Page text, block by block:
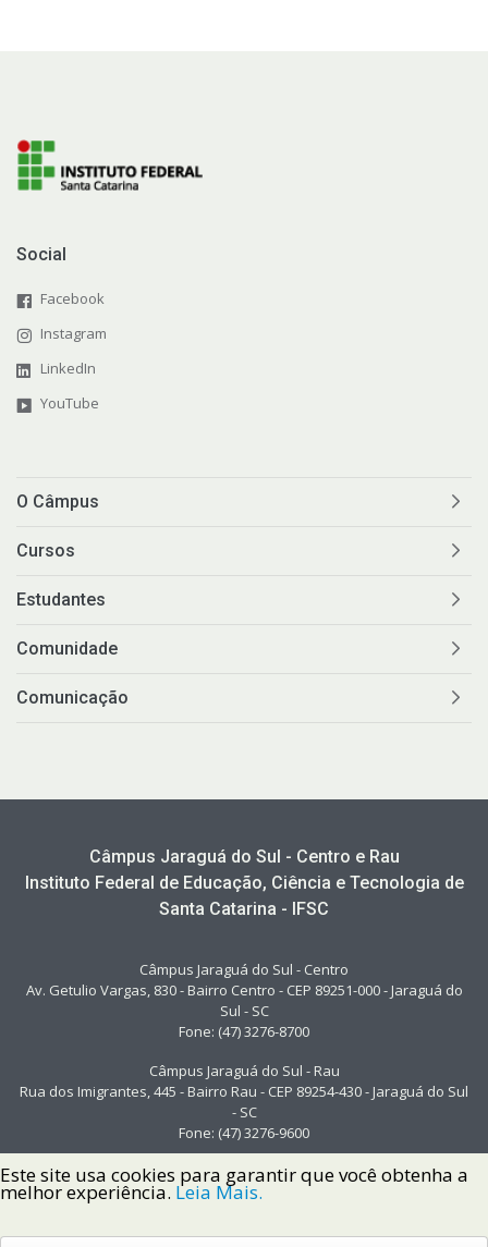
Social
Facebook
Instagram
LinkedIn
YouTube
O Câmpus
Cursos
Estudantes
Comunidade
Comunicação
Câmpus Jaraguá do Sul - Centro e Rau
Instituto Federal de Educação, Ciência e Tecnologia de
Santa Catarina - IFSC
Câmpus Jaraguá do Sul - Centro
Av. Getulio Vargas, 830 - Bairro Centro - CEP 89251-000 - Jaraguá do
Sul - SC
Fone: (47) 3276-8700
Câmpus Jaraguá do Sul - Rau
Rua dos Imigrantes, 445 - Bairro Rau - CEP 89254-430 - Jaraguá do Sul
- SC
Fone: (47) 3276-9600
Este site usa cookies para garantir que você obtenha a
melhor experiência. Leia Mais.